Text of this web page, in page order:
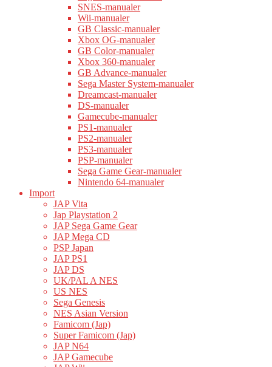
SNES-manualer
Wii-manualer
GB Classic-manualer
Xbox OG-manualer
GB Color-manualer
Xbox 360-manualer
GB Advance-manualer
Sega Master System-manualer
Dreamcast-manualer
DS-manualer
Gamecube-manualer
PS1-manualer
PS2-manualer
PS3-manualer
PSP-manualer
Sega Game Gear-manualer
Nintendo 64-manualer
Import
JAP Vita
Jap Playstation 2
JAP Sega Game Gear
JAP Mega CD
PSP Japan
JAP PS1
JAP DS
UK/PAL A NES
US NES
Sega Genesis
NES Asian Version
Famicom (Jap)
Super Famicom (Jap)
JAP N64
JAP Gamecube